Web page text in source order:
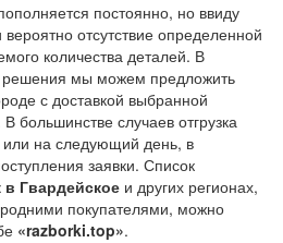
постоянно, но ввиду
вероятно отсутствие определенной
количества деталей. В
решения мы можем предложить
с доставкой выбранной
большинстве случаев отгрузка
или на следующий день, в
заявки. Список
в Гвардейское и других регионах,
покупателями, можно
«razborki.top».